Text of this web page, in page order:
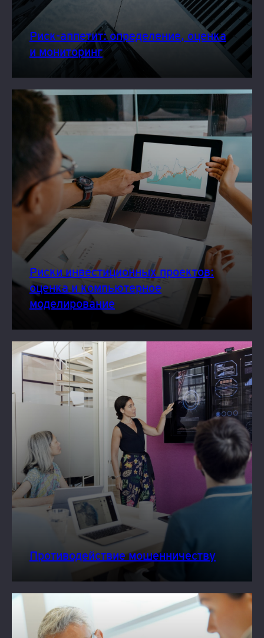
Риск-аппетит: определение, оценка
и мониторинг
Риски инвестиционных проектов:
оценка и компьютерное
моделирование
Противодействие мошенничеству